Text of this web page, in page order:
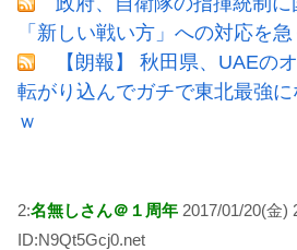
「新しい戦い方」への対応を急
【朗報】 秋田県、UAEの
転がり込んでガチで東北最強
ｗ
2:名無しさん＠１周年 2017/01/20(金)
ID:N9Qt5Gcj0.net